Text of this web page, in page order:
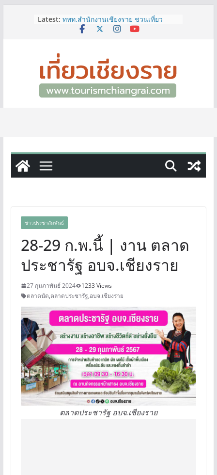
Latest: ททท.สำนักงานเชียงราย ชวนเที่ยว
เชียงรายหน้าฝน ให้ชุ่มฉ่ำหัวใจไปกับ
เลขสวย หมวด ขจ เปิดประมูลออนไลน์
แล้ววันนี้ เลขเด่น เลขมงคล ความหมาย
ดีมีให้เลือกหลากหลายทั้ง 301 หมายเลข
3 พิกัด ที่เที่ยวชมงานเทศกาลโล้ชิงช้า
ยกระดับตลาดสด 100 ปี สู่พิพิธภัณฑ์
ศิลปะมีชีวิต หนุนเศรษฐกิจสร้างสรรค์
ข่าวประชาสัมพันธ์
28-29 ก.พ.นี้ | งาน ตลาด
ประชารัฐ อบจ.เชียงราย
27 กุมภาพันธ์ 2024
1233 Views
ตลาดนัด,ตลาดประชารัฐ,อบจ.เชียงราย
ตลาดประชารัฐ อบจ.เชียงราย